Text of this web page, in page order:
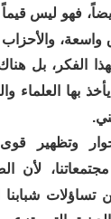
فهو ليس
واسعة، والأحزاب
الفكر، بل
بها العلماء
وتظهير قوى
لأن
شبابنا